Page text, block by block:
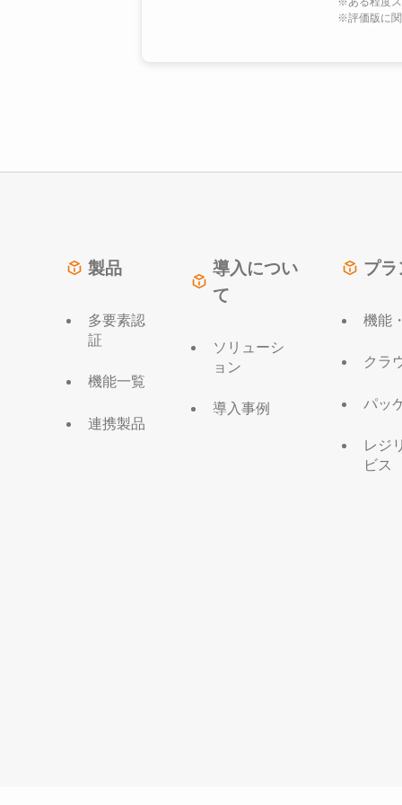
※評価版に関
製品
多要素認
証
機能一覧
連携製品
導入につい
て
ソリューシ
ョン
導入事例
プラ
機能
クラ
パッ
レジ
ビス